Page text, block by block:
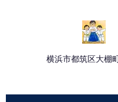
横浜市都筑区大棚